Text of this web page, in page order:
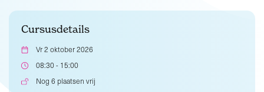
Cursusdetails
Vr 2 oktober 2026
08:30 - 15:00
Nog 6 plaatsen vrij